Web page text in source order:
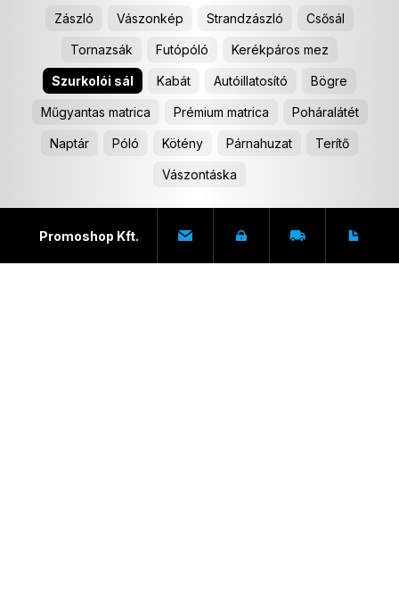
Zászló Vászonkép Strandzászló Csősál
Tornazsák Futópóló Kerékpáros mez
Szurkolói sál Kabát Autóillatosító Bögre
Műgyantas matrica Prémium matrica Poháralátét
Naptár Póló Kötény Párnahuzat Terítő
Vászontáska
Promoshop Kft.